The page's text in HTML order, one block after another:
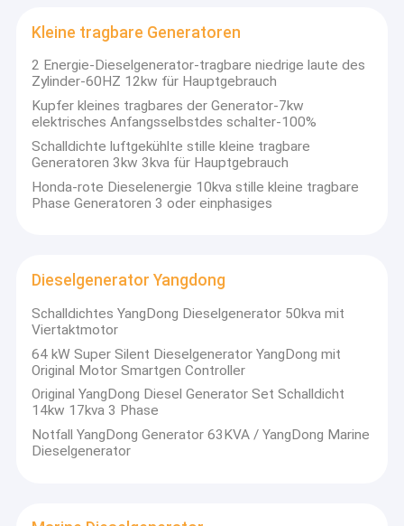
Kleine tragbare Generatoren
2 Energie-Dieselgenerator-tragbare niedrige laute des
Zylinder-60HZ 12kw für Hauptgebrauch
Kupfer kleines tragbares der Generator-7kw
elektrisches Anfangsselbstdes schalter-100%
Schalldichte luftgekühlte stille kleine tragbare
Generatoren 3kw 3kva für Hauptgebrauch
Honda-rote Dieselenergie 10kva stille kleine tragbare
Phase Generatoren 3 oder einphasiges
Dieselgenerator Yangdong
Schalldichtes YangDong Dieselgenerator 50kva mit
Viertaktmotor
64 kW Super Silent Dieselgenerator YangDong mit
Original Motor Smartgen Controller
Original YangDong Diesel Generator Set Schalldicht
14kw 17kva 3 Phase
Notfall YangDong Generator 63KVA / YangDong Marine
Dieselgenerator